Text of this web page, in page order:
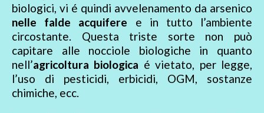
biologici, vi é quindi avvelenamento da arsenico
nelle falde acquifere e in tutto l’ambiente
circostante. Questa triste sorte non può
capitare alle nocciole biologiche in quanto
nell’agricoltura biologica é vietato, per legge,
l’uso di pesticidi, erbicidi, OGM, sostanze
chimiche, ecc.